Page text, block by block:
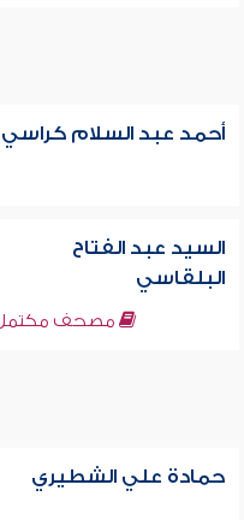
أحمد عبد السلام كراسي
السيد عبد الفتاح
البلقاسي
مصحف
حمادة علي الشطيري